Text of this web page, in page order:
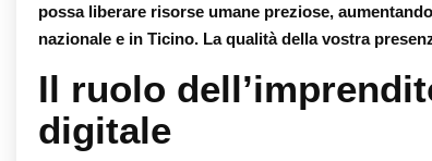
possa liberare risorse umane preziose,
nazionale e in Ticino. La qualità della vostra
Il ruolo
digitale